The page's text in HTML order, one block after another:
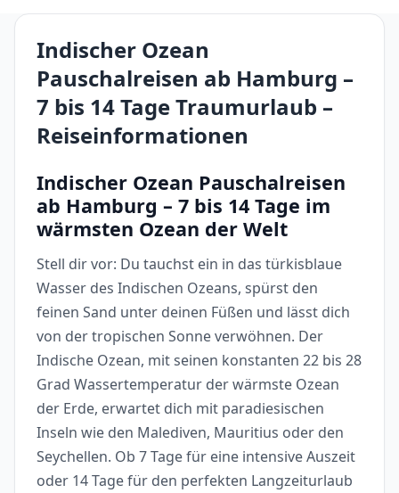
Indischer Ozean
Pauschalreisen ab Hamburg –
7 bis 14 Tage Traumurlaub –
Reiseinformationen
Indischer Ozean Pauschalreisen
ab Hamburg – 7 bis 14 Tage im
wärmsten Ozean der Welt
Stell dir vor: Du tauchst ein in das türkisblaue
Wasser des Indischen Ozeans, spürst den
feinen Sand unter deinen Füßen und lässt dich
von der tropischen Sonne verwöhnen. Der
Indische Ozean, mit seinen konstanten 22 bis 28
Grad Wassertemperatur der wärmste Ozean
der Erde, erwartet dich mit paradiesischen
Inseln wie den Malediven, Mauritius oder den
Seychellen. Ob 7 Tage für eine intensive Auszeit
oder 14 Tage für den perfekten Langzeiturlaub